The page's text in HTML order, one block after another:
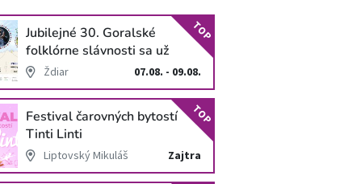
Jubilejné 30. Goralské
folklórne slávnosti sa už
blížiaŽdiar 07.08. - 09.08.
TOP
Festival čarovných bytostí
Tinti Linti
Liptovský Mikuláš Zajtra
TOP